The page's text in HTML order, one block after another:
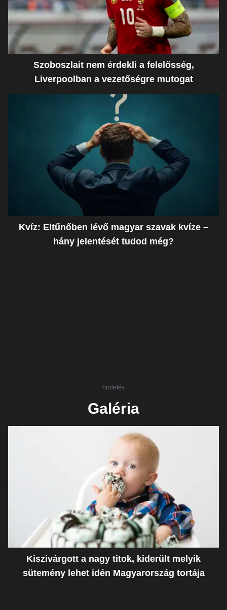
Szoboszlait nem érdekli a felelősség,
Liverpoolban a vezetőségre mutogat
Kvíz: Eltűnőben lévő magyar szavak kvíze –
hány jelentését tudod még?
hirdetés
Galéria
Kiszivárgott a nagy titok, kiderült melyik
sütemény lehet idén Magyarország tortája